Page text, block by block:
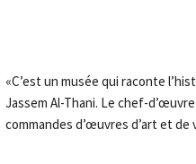
«C’est un musée qui raconte
Jassem Al-Thani. Le chef-
commandes d’œuvres d’art et